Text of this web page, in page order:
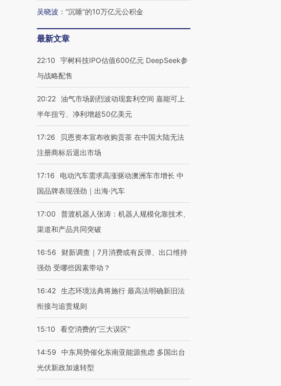
吴晓波 ： “沉睡”的10万亿元公积金
最新文章
22:10
宇树科技IPO估值600亿元 DeepSeek参
与战略配售
20:22 油气市场剧烈波动现套利空间 嘉能可上
半年扭亏、净利增超50亿美元
17:26
贝恩资本宣布收购贡茶 在中国大陆无法
注册商标后退出市场
17:16
电动汽车需求高涨驱动澳洲车市增长 中
国品牌表现强劲｜出海·汽车
17:00
普渡机器人张涛：机器人规模化靠技术、
渠道和产品共同突破
16:56
财新调查｜7月消费或有反弹、出口维持
强劲 受哪些因素带动？
16:42 生态环境法典将施行 最高法明确新旧法
衔接与追责规则
15:10 看空消费的“三大误区”
14:59
中东局势催化东南亚能源焦虑 多国出台
光伏新政加速转型